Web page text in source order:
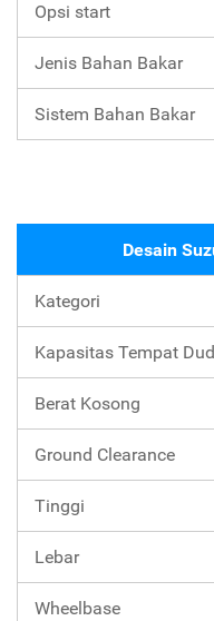
Opsi start
Jenis Bahan Bakar
Sistem Bahan Bakar
Desain
Kategori
Kapasitas Tempat
Berat Kosong
Ground Clearance
Tinggi
Lebar
Wheelbase